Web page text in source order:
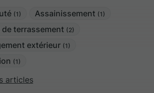
(1) Assainissement (1)
de terrassement (2)
extérieur (1)
(1)
articles